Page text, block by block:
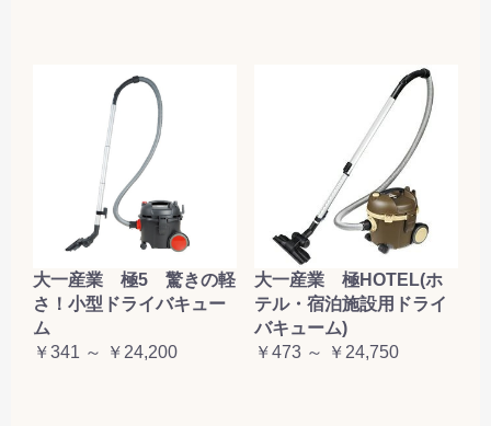
大一産業 極5 驚きの軽
さ！小型ドライバキュー
ム
￥341 ～ ￥24,200
大一産業 極HOTEL(ホ
テル・宿泊施設用ドライ
バキューム)
￥473 ～ ￥24,750